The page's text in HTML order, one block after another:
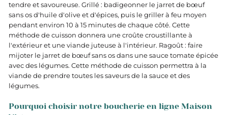
tendre et savoureuse. Grillé : badigeonner le jarret de bœuf
sans os d'huile d'olive et d'épices, puis le griller à feu moyen
pendant environ 10 à 15 minutes de chaque côté. Cette
méthode de cuisson donnera une croûte croustillante à
l'extérieur et une viande juteuse à l'intérieur. Ragoût : faire
mijoter le jarret de bœuf sans os dans une sauce tomate épicée
avec des légumes. Cette méthode de cuisson permettra à la
viande de prendre toutes les saveurs de la sauce et des
légumes.
Pourquoi choisir notre boucherie en ligne Maison